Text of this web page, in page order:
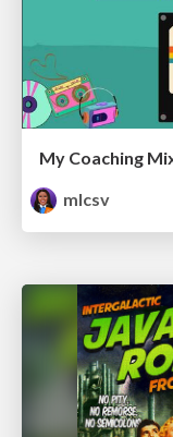
My Coaching
mlcsv